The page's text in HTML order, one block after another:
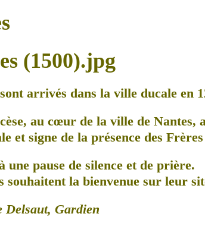
arrivés dans la ville ducale en
au cœur de la ville de Nantes,
et signe de la présence des
une pause de silence et de prière.
souhaitent la bienvenue sur leur
Delsaut, Gardien